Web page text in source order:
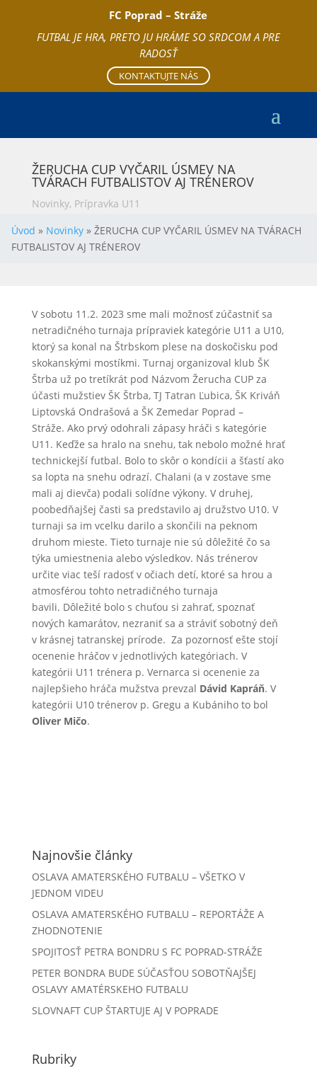
FC Poprad – Stráže
FUTBAL JE HRA, PRETO JU HRÁME SO SRDCOM A PRE
RADOSŤ
KONTAKTUJTE NÁS
ŽERUCHA CUP VYČARIL ÚSMEV NA
TVÁRACH FUTBALISTOV AJ TRÉNEROV
Novinky, Prípravka U11
Úvod » Novinky » ŽERUCHA CUP VYČARIL ÚSMEV NA TVÁRACH
FUTBALISTOV AJ TRÉNEROV
V sobotu 11.2. 2023 sme mali možnosť zúčastniť sa
netradičného turnaja prípraviek kategórie U11 a U10,
ktorý sa konal na Štrbskom plese na doskočisku pod
skokanskými mostíkmi. Turnaj organizoval klub ŠK
Štrba už po tretíkrát pod Názvom Žerucha CUP za
účasti mužstiev ŠK Štrba, TJ Tatran Ľubica, ŠK Kriváň
Liptovská Ondrašová a ŠK Zemedar Poprad –
Stráže. Ako prvý odohrali zápasy hráči s kategórie
U11. Keďže sa hralo na snehu, tak nebolo možné hrať
technickejší futbal. Bolo to skôr o kondícii a šťastí ako
sa lopta na snehu odrazí. Chalani (a v zostave sme
mali aj dievča) podali solídne výkony. V druhej,
poobedňajšej časti sa predstavilo aj družstvo U10. V
turnaji sa im vcelku darilo a skončili na peknom
druhom mieste. Tieto turnaje nie sú dôležité čo sa
týka umiestnenia alebo výsledkov. Nás trénerov
určite viac teší radosť v očiach detí, ktoré sa hrou a
atmosférou tohto netradičného turnaja
bavili. Dôležité bolo s chuťou si zahrať, spoznať
nových kamarátov, nezraniť sa a stráviť sobotný deň
v krásnej tatranskej prírode. Za pozornosť ešte stojí
ocenenie hráčov v jednotlivých kategóriach. V
kategórii U11 trénera p. Vernarca si ocenenie za
najlepšieho hráča mužstva prevzal Dávid Kapráň. V
kategórii U10 trénerov p. Gregu a Kubániho to bol
Oliver Mičo.
Najnovšie články
OSLAVA AMATERSKÉHO FUTBALU – VŠETKO V
JEDNOM VIDEU
OSLAVA AMATERSKÉHO FUTBALU – REPORTÁŽE A
ZHODNOTENIE
SPOJITOSŤ PETRA BONDRU S FC POPRAD-STRÁŽE
PETER BONDRA BUDE SÚČASŤOU SOBOTŇAJŠEJ
OSLAVY AMATÉRSKEHO FUTBALU
SLOVNAFT CUP ŠTARTUJE AJ V POPRADE
Rubriky